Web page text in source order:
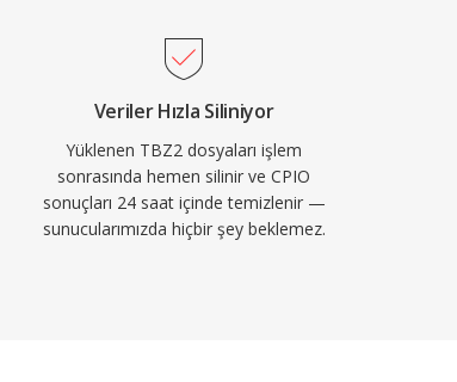
Veriler Hızla Siliniyor
Yüklenen TBZ2 dosyaları işlem
sonrasında hemen silinir ve CPIO
sonuçları 24 saat içinde temizlenir —
sunucularımızda hiçbir şey beklemez.